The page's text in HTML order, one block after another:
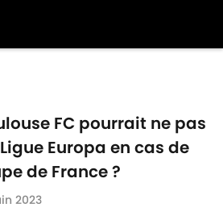
FC pourrait ne pas
Europa en cas de
de France ?
2023